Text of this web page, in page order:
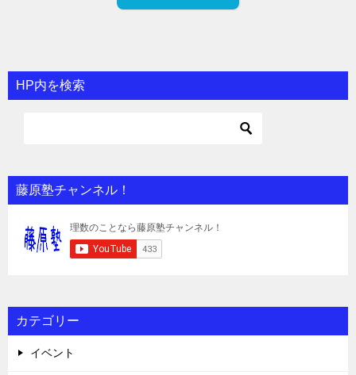
HP内を検索
藤原塾チャンネル！
カテゴリー
イベント